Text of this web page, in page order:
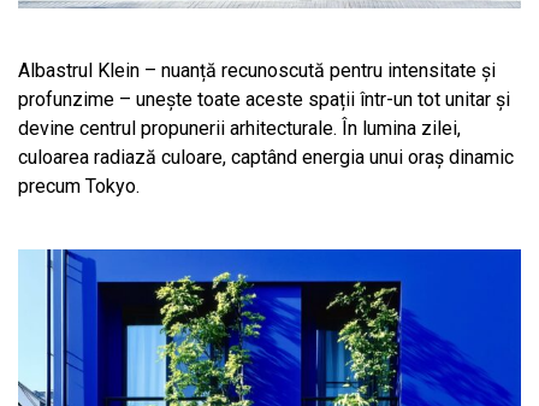
Albastrul Klein – nuanță recunoscută pentru intensitate și
profunzime – unește toate aceste spații într-un tot unitar și
devine centrul propunerii arhitecturale. În lumina zilei,
culoarea radiază culoare, captând energia unui oraș dinamic
precum Tokyo.